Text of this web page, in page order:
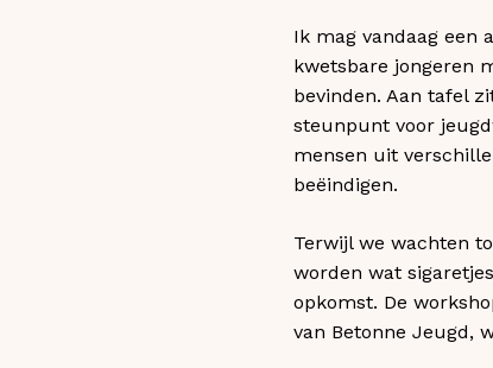
Ik mag vandaag een
kwetsbare jongeren
bevinden. Aan tafel
steunpunt voor
mensen uit
beëindigen.
Terwijl we wachten
worden wat
opkomst. De
van Betonne Jeugd,